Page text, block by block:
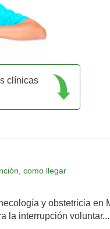
clínicas
como llegar
y obstetricia en
la interrupción voluntar...